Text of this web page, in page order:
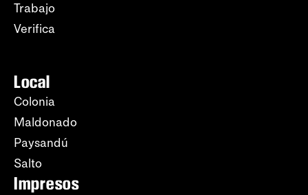
Trabajo
Verifica
Local
Colonia
Maldonado
Paysandú
Salto
Impresos